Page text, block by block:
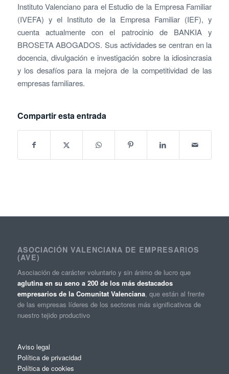
Instituto Valenciano para el Estudio de la Empresa Familiar
(IVEFA) y el Instituto de la Empresa Familiar (IEF), y
cuenta actualmente con el patrocinio de BANKIA y
BROSETA ABOGADOS. Sus actividades se centran en la
docencia, divulgación e investigación sobre la idiosincrasia
y los desafíos para la mejora de la competitividad de las
empresas familiares.
Compartir esta entrada
ASOCIACIÓN VALENCIANA DE EMPRESARIOS
(AVE)
Asociación de carácter voluntario y sin ánimo de lucro que
aglutina en su seno a 200 de los más destacados
empresarios de la Comunitat Valenciana, que están al frente
de las empresas líderes de los sectores más significativos de
nuestro tejido productivo
Aviso legal
Política de privacidad
Política de cookies